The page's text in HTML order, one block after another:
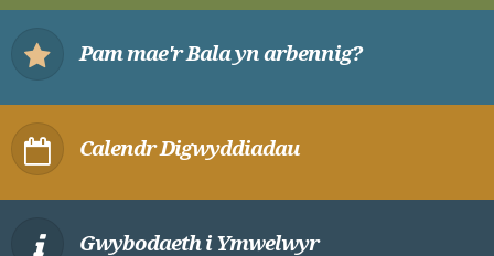
Pam mae'r Bala yn arbennig?
Calendr Digwyddiadau
Gwybodaeth i Ymwelwyr